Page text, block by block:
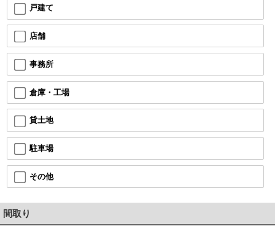
戸建て
店舗
事務所
倉庫・工場
貸土地
駐車場
その他
間取り